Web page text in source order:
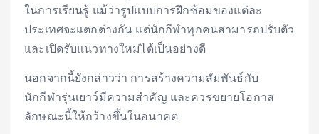
ในการเรียนรู้ แม้ว่ารูปแบบการฝึกซ้อมของแต่ละ
ประเทศจะแตกต่างกัน แต่นักกีฬาทุกคนสามารถปรับตัว
และเปิดรับแนวทางใหม่ได้เป็นอย่างดี
นอกจากนี้ยังกล่าวว่า การสร้างความสัมพันธ์กับ
นักกีฬารุ่นเยาว์มีความสำคัญ และควรขยายโอกาส
ลักษณะนี้ให้กว้างขึ้นในอนาคต